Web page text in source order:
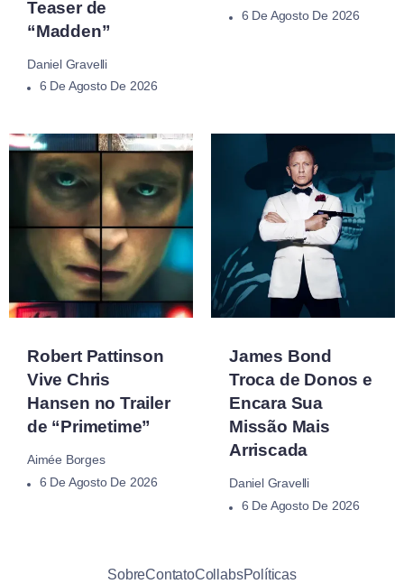
Teaser de
“Madden”
Daniel Gravelli
6 De Agosto De 2026
6 De Agosto De 2026
Robert Pattinson
Vive Chris
Hansen no Trailer
de “Primetime”
Aimée Borges
6 De Agosto De 2026
James Bond
Troca de Donos e
Encara Sua
Missão Mais
Arriscada
Daniel Gravelli
6 De Agosto De 2026
SobreContatoCollabsPolíticas